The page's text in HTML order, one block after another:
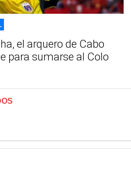
el arquero de Cabo
para sumarse al Colo